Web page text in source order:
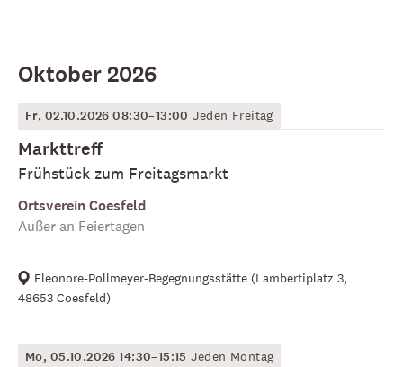
Oktober 2026
Fr, 02.10.2026 08:30–13:00 Jeden Freitag
Markttreff
Frühstück zum Freitagsmarkt
Ortsverein Coesfeld
Außer an Feiertagen
Eleonore-Pollmeyer-Begegnungsstätte (Lambertiplatz 3,
48653 Coesfeld)
Mo, 05.10.2026 14:30–15:15 Jeden Montag